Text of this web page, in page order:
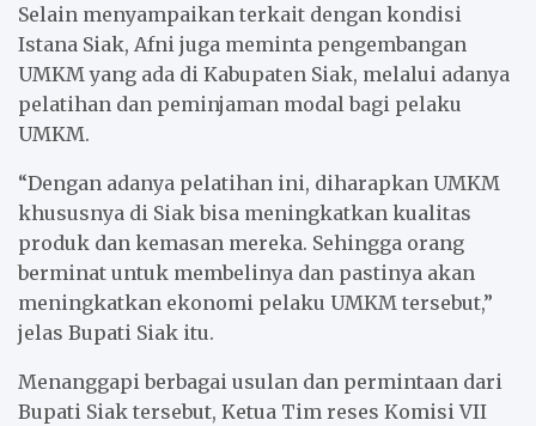
Selain menyampaikan terkait dengan kondisi
Istana Siak, Afni juga meminta pengembangan
UMKM yang ada di Kabupaten Siak, melalui adanya
pelatihan dan peminjaman modal bagi pelaku
UMKM.
“Dengan adanya pelatihan ini, diharapkan UMKM
khususnya di Siak bisa meningkatkan kualitas
produk dan kemasan mereka. Sehingga orang
berminat untuk membelinya dan pastinya akan
meningkatkan ekonomi pelaku UMKM tersebut,”
jelas Bupati Siak itu.
Menanggapi berbagai usulan dan permintaan dari
Bupati Siak tersebut, Ketua Tim reses Komisi VII